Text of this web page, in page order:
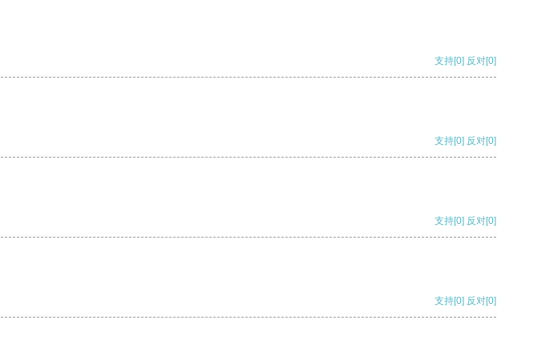
支持[0] 反对[0]
支持[0] 反对[0]
支持[0] 反对[0]
支持[0] 反对[0]